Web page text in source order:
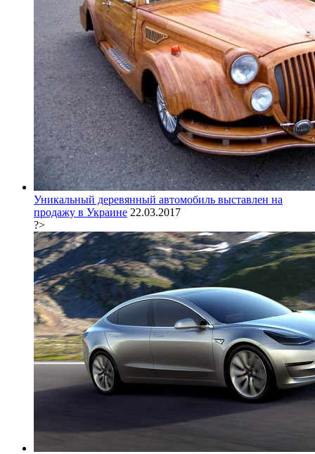
Уникальный деревянный автомобиль выставлен на
продажу в Украине 22.03.2017
?>